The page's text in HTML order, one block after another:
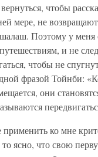
чтобы
мере, не
Поэтому у меня
и не
чтобы не
фразой Тойнби:
они
применить ко мне
ясно, что свою